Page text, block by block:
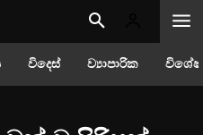
විදෙස් ව්‍යාපාරික